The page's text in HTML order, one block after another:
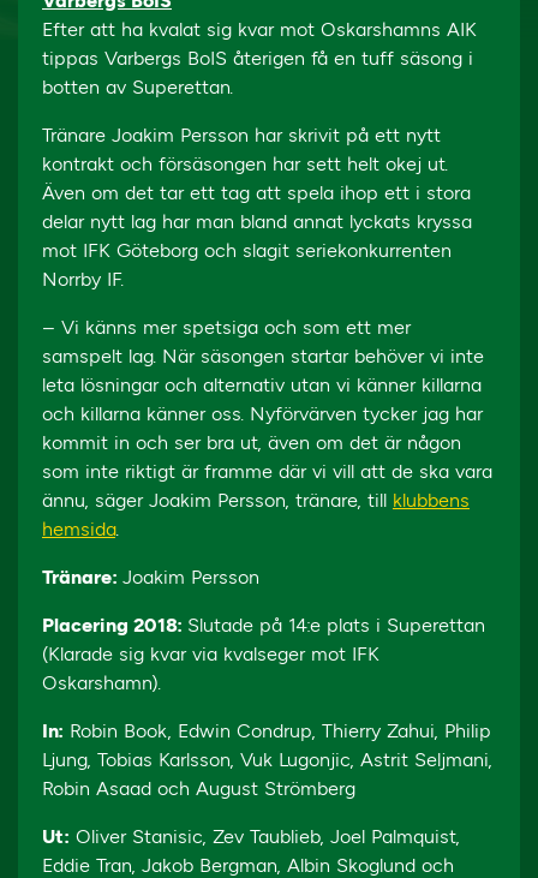
Efter att ha kvalat sig kvar mot Oskarshamns AIK
tippas Varbergs BoIS återigen få en tuff säsong i
botten av Superettan.
Tränare Joakim Persson har skrivit på ett nytt
kontrakt och försäsongen har sett helt okej ut.
Även om det tar ett tag att spela ihop ett i stora
delar nytt lag har man bland annat lyckats kryssa
mot IFK Göteborg och slagit seriekonkurrenten
Norrby IF.
– Vi känns mer spetsiga och som ett mer
samspelt lag. När säsongen startar behöver vi inte
leta lösningar och alternativ utan vi känner killarna
och killarna känner oss. Nyförvärven tycker jag har
kommit in och ser bra ut, även om det är någon
som inte riktigt är framme där vi vill att de ska vara
ännu, säger Joakim Persson, tränare, till klubbens
hemsida.
Tränare: Joakim Persson
Placering 2018: Slutade på 14:e plats i Superettan
(Klarade sig kvar via kvalseger mot IFK
Oskarshamn).
In: Robin Book, Edwin Condrup, Thierry Zahui, Philip
Ljung, Tobias Karlsson, Vuk Lugonjic, Astrit Seljmani,
Robin Asaad och August Strömberg
Ut: Oliver Stanisic, Zev Taublieb, Joel Palmquist,
Eddie Tran, Jakob Bergman, Albin Skoglund och